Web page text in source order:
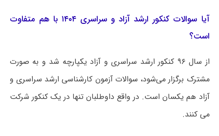
آیا سوالات کنکور ارشد آزاد و سراسری ۱۴۰۴ با هم متفاوت
است؟
از سال ۹۶ کنکور ارشد سراسری و آزاد یکپارچه شد و به صورت
مشترک برگزار می‌شود، سوالات آزمون کارشناسی ارشد سراسری و
آزاد هم یکسان است. در واقع داوطلبان تنها در یک کنکور شرکت
می کنند.